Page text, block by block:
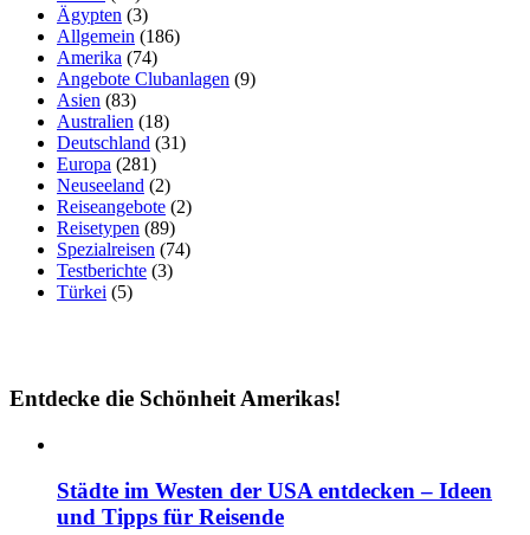
Ägypten (3)
Allgemein (186)
Amerika (74)
Angebote Clubanlagen (9)
Asien (83)
Australien (18)
Deutschland (31)
Europa (281)
Neuseeland (2)
Reiseangebote (2)
Reisetypen (89)
Spezialreisen (74)
Testberichte (3)
Türkei (5)
Entdecke die Schönheit Amerikas!
Städte im Westen der USA entdecken – Ideen
und Tipps für Reisende